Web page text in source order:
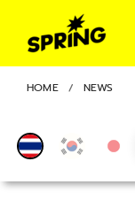
HOME NEWS